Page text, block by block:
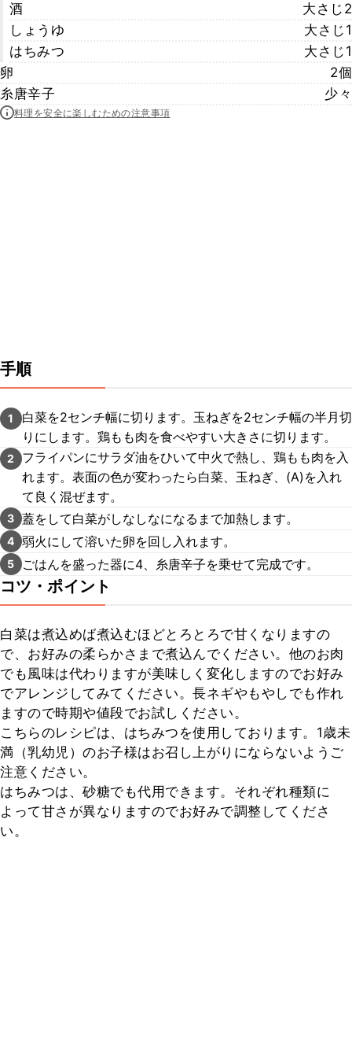
酒
大さじ2
しょうゆ
大さじ1
はちみつ
大さじ1
卵
2個
糸唐辛子
少々
料理を安全に楽しむための注意事項
手順
1
白菜を2センチ幅に切ります。玉ねぎを2センチ幅の半月切
りにします。鶏もも肉を食べやすい大きさに切ります。
2
フライパンにサラダ油をひいて中火で熱し、鶏もも肉を入
れます。表面の色が変わったら白菜、玉ねぎ、(A)を入れ
て良く混ぜます。
3 蓋をして白菜がしなしなになるまで加熱します。
4 弱火にして溶いた卵を回し入れます。
5 ごはんを盛った器に4、糸唐辛子を乗せて完成です。
コツ・ポイント
白菜は煮込めば煮込むほどとろとろで甘くなりますの
で、お好みの柔らかさまで煮込んでください。他のお肉
でも風味は代わりますが美味しく変化しますのでお好み
でアレンジしてみてください。長ネギやもやしでも作れ
ますので時期や値段でお試しください。
こちらのレシピは、はちみつを使用しております。1歳未
満（乳幼児）のお子様はお召し上がりにならないようご
注意ください。
はちみつは、砂糖でも代用できます。それぞれ種類に
よって甘さが異なりますのでお好みで調整してくださ
い。